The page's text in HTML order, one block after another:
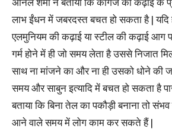
लाभ ईंधन में जबरदस्त बचत हो सकता है | यदि
एलमुनियम की कढ़ाई या स्टील की कढ़ाई आग
गर्म होने में ही जो समय लेता है उससे निजात
साथ ना मांजने का और ना ही उसको धोने की
समय और साबुन इत्यादि में बचत हो सकता है
बताया कि बिना तेल का पकौड़ी बनाना तो
आने वाले समय में लोग काम कर सकते हैं |